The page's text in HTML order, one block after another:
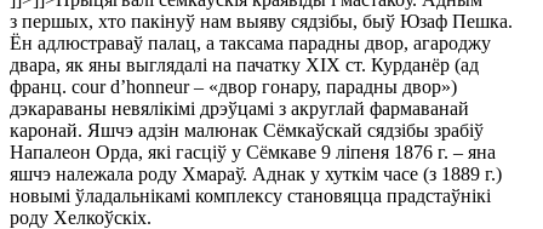
з першых, хто пакінуў нам выяву сядзібы, быў Юзаф Пешка.
Ён адлюстраваў палац, а таксама парадны двор, агароджу
двара, як яны выглядалі на пачатку XIX ст. Курданёр (ад
франц. cour d’honneur – «двор гонару, парадны двор»)
дэкараваны невялікімі дрэўцамі з акруглай фармаванай
каронай. Яшчэ адзін малюнак Сёмкаўскай сядзібы зрабіў
Напалеон Орда, які гасціў у Сёмкаве 9 ліпеня 1876 г. – яна
яшчэ належала роду Хмараў. Аднак у хуткім часе (з 1889 г.)
новымі ўладальнікамі комплексу становяцца прадстаўнікі
роду Хелкоўскіх.